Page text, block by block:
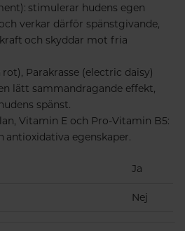
stimulerar hudens egen
verkar därför spänstgivande,
och skyddar mot fria
Parakrasse (electric daisy)
lätt sammandragande effekt,
spänst.
Vitamin E och Pro-Vitamin B5:
antioxidativa egenskaper.
Ja
Nej